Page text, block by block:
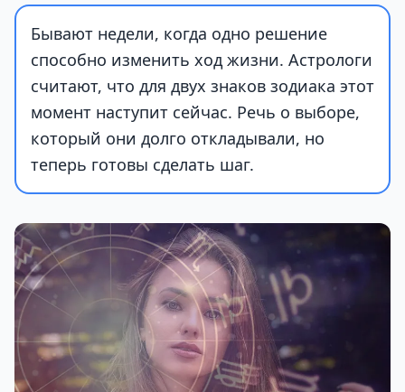
Бывают недели, когда одно решение
способно изменить ход жизни. Астрологи
считают, что для двух знаков зодиака этот
момент наступит сейчас. Речь о выборе,
который они долго откладывали, но
теперь готовы сделать шаг.